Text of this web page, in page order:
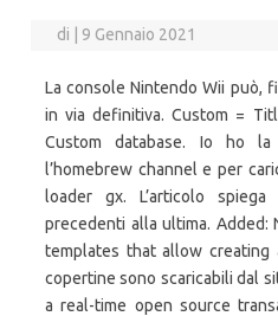
di 9 Gennaio 2021
La console Nintendo Wii può,
in via definitiva. Custom =
Custom database. Io ho
l’homebrew channel e per
loader gx. L’articolo
precedenti alla ultima.
templates that allow creating
copertine sono scaricabili dal
a real-time open source